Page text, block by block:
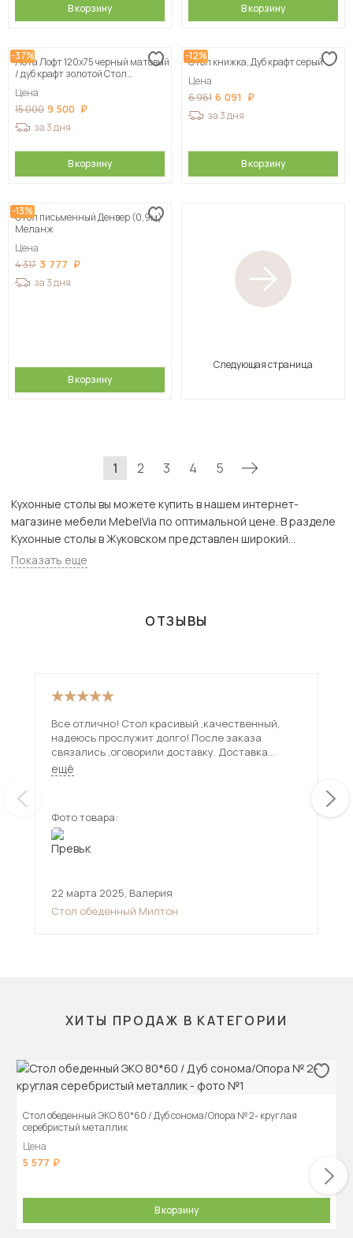
В корзину В корзину
-37%
Лота Лофт 120х75 черный матовый
/ дуб крафт золотой Стол
Цена
15 000 9 500
за 3 дня
В корзину
-12%
Стол книжка, Дуб крафт серый
Цена
6 961 6 091
за 3 дня
В корзину
-13%
Стол письменный Денвер (0,9м)
Меланж
Цена
4 317 3 777
за 3 дня
В корзину
Следующая страница
1 2 3 4 5
Кухонные столы вы можете купить в нашем интернет-
магазине мебели MebelVia по оптимальной цене. В разделе
Кухонные столы в Жуковском представлен широкий
ассортимент товаров с доставкой в Москве и Подмосковью,
включая Жуковский. Всего товаров в категории «Кухонные
Показать еще
ОТЗЫВЫ
Все отлично! Стол красивый ,качественный,
надеюсь прослужит долго! После заказа
связались ,оговорили доставку. Доставка
привезла стол в срок , все проверили ! Спасибо
продавцу и доставке!
ещё
Фото товара:
22 марта 2025, Валерия
Стол обеденный Милтон
ХИТЫ ПРОДАЖ В КАТЕГОРИИ
Стол обеденный ЭКО 80*60 / Дуб сонома/Опора № 2- круглая
серебристый металлик
Цена
5 577
В корзину